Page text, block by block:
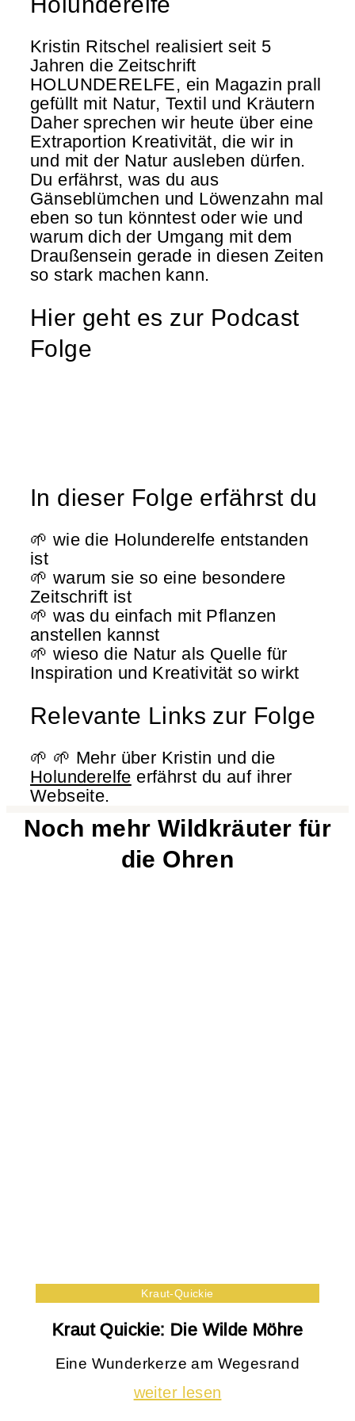
Kristin Ritschel realisiert seit 5
Jahren die Zeitschrift
HOLUNDERELFE, ein Magazin prall
gefüllt mit Natur, Textil und Kräutern
Daher sprechen wir heute über eine
Extraportion Kreativität, die wir in
und mit der Natur ausleben dürfen.
Du erfährst, was du aus
Gänseblümchen und Löwenzahn mal
eben so tun könntest oder wie und
warum dich der Umgang mit dem
Draußensein gerade in diesen Zeiten
so stark machen kann.
Hier geht es zur Podcast
Folge
In dieser Folge erfährst du
🌱 wie die Holunderelfe entstanden
ist
🌱 warum sie so eine besondere
Zeitschrift ist
🌱 was du einfach mit Pflanzen
anstellen kannst
🌱 wieso die Natur als Quelle für
Inspiration und Kreativität so wirkt
Relevante Links zur Folge
🌱 🌱 Mehr über Kristin und die
Holunderelfe erfährst du auf ihrer
Webseite.
Noch mehr Wildkräuter für
die Ohren
Kraut-Quickie
Kraut Quickie: Die Wilde Möhre
Eine Wunderkerze am Wegesrand
weiter lesen